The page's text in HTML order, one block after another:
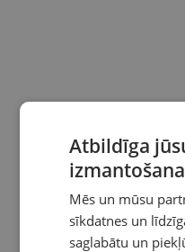
Atbildīga
izmantošana
Mēs un mūsu
sīkdatnes un
saglabātu un